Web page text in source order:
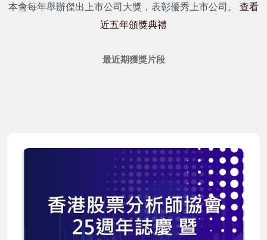
本會每年舉辦傑出上市公司大獎，表彰優秀上市公司。 查看
近五年頒獎典禮
最近期獲獎片段